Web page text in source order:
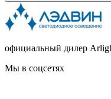
официальный дилер
Мы в соцсетях